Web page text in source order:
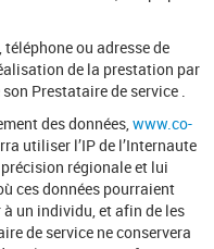
ou adresse de
de la prestation par
Prestataire de service .
des données,www.co-
utiliser l’IP de l’Internaute
régionale et lui
ces données pourraient
un individu, et afin de les
de service ne conservera